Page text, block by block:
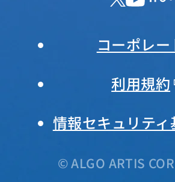
X
コーポレー
利用規約
情報セキュリテ
© ALGO ARTIS